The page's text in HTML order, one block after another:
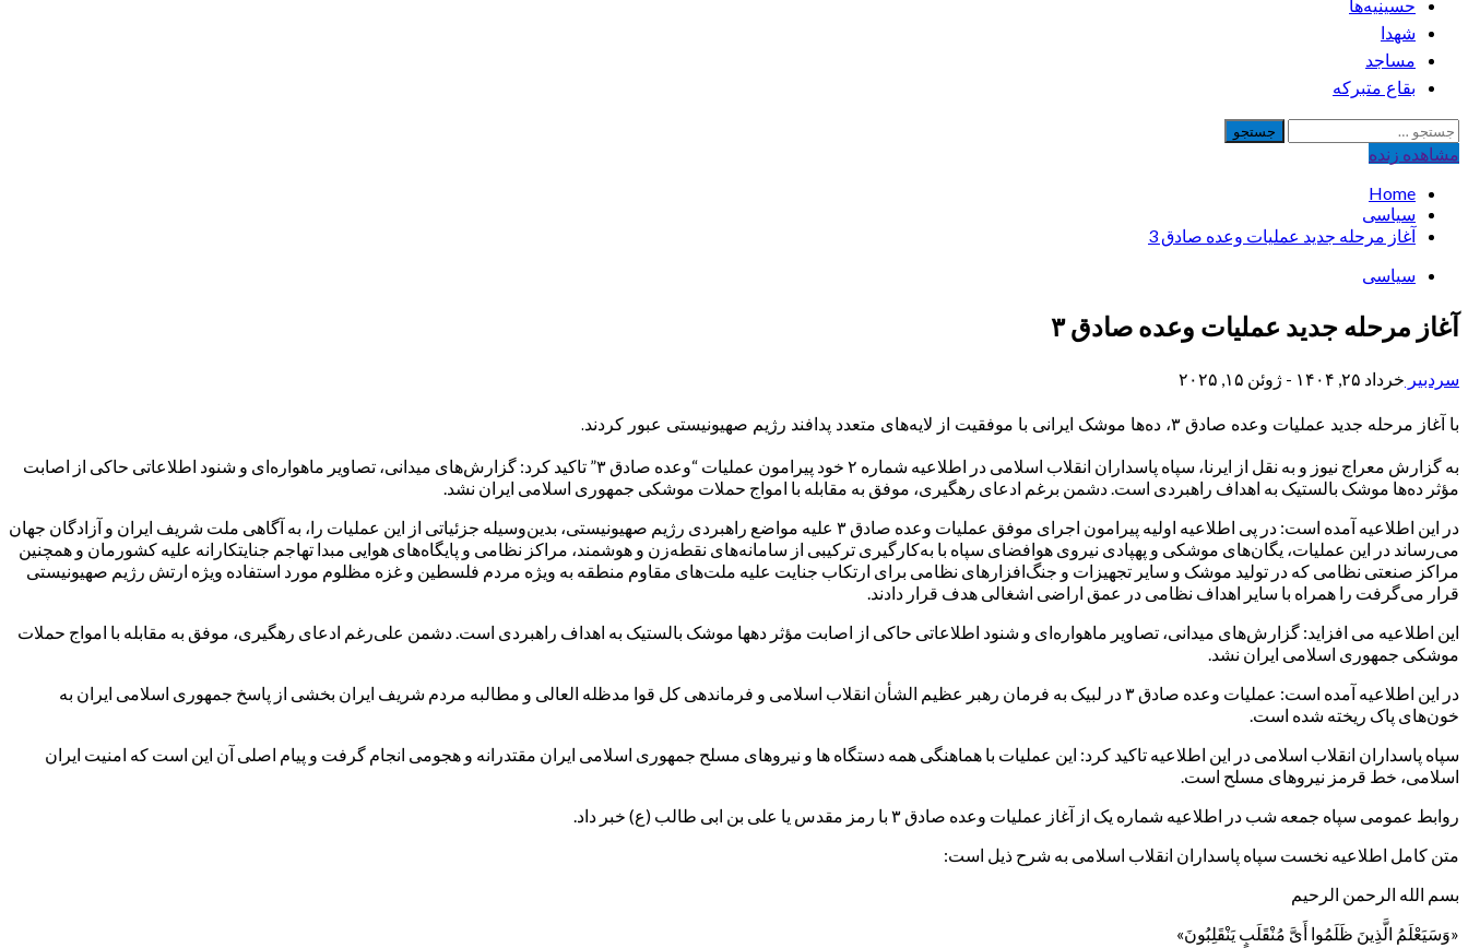
حسینیه‌ها
شهدا
مساجد
بقاع متبرکه
جستجو
برای:
مشاهده‌ زنده
Home
سیاسی
آغاز مرحله جدید عملیات وعده صادق 3
سیاسی
آغاز مرحله جدید عملیات وعده صادق ۳
سردبیر خرداد ۲۵, ۱۴۰۴ - ژوئن ۱۵, ۲۰۲۵
با آغاز مرحله جدید عملیات وعده صادق ۳، ده‌ها موشک ایرانی با موفقیت از لایه‌های متعدد پدافند رژیم صهیونیستی عبور کردند.
به گزارش معراج نیوز و به نقل از ایرنا، سپاه پاسداران انقلاب اسلامی در اطلاعیه شماره ۲ خود پیرامون عملیات “وعده صادق ۳” تاکید کرد: گزارش‌های میدانی، تصاویر ماهواره‌ای و شنود اطلاعاتی حاکی از اصابت
مؤثر ده‌ها موشک بالستیک به اهداف راهبردی است. دشمن برغم ادعای رهگیری، موفق به مقابله با امواج حملات موشکی جمهوری اسلامی ایران نشد.
در این اطلاعیه آمده است: در پی اطلاعیه اولیه پیرامون اجرای موفق عملیات وعده صادق ۳ علیه مواضع راهبردی رژیم صهیونیستی، بدین‌وسیله جزئیاتی از این عملیات را، به آگاهی ملت شریف ایران و آزادگان جهان
می‌رساند در این عملیات، یگان‌های موشکی و پهپادی نیروی هوافضای سپاه با به‌کارگیری ترکیبی از سامانه‌های نقطه‌زن و هوشمند، مراکز نظامی و پایگاه‌های هوایی مبدا تهاجم جنایتکارانه علیه کشورمان و همچنین
مراکز صنعتی نظامی که در تولید موشک و سایر تجهیزات و جنگ‌افزارهای نظامی برای ارتکاب جنایت علیه ملت‌های مقاوم منطقه به ویژه مردم فلسطین و غزه مظلوم مورد استفاده ویژه ارتش رژیم صهیونیستی
قرار می‌گرفت را همراه با سایر اهداف نظامی در عمق اراضی اشغالی هدف قرار دادند.
این اطلاعیه می افزاید: گزارش‌های میدانی، تصاویر ماهواره‌ای و شنود اطلاعاتی حاکی از اصابت مؤثر دهها موشک بالستیک به اهداف راهبردی است. دشمن علی‌رغم ادعای رهگیری، موفق به مقابله با امواج حملات
موشکی جمهوری اسلامی ایران نشد.
در این اطلاعیه آمده است: عملیات وعده صادق ۳ در لبیک به فرمان رهبر عظیم الشأن انقلاب اسلامی و فرماندهی کل قوا مدظله العالی و مطالبه مردم شریف ایران بخشی از پاسخ جمهوری اسلامی ایران به
خون‌های پاک ریخته‌ شده است.
سپاه پاسداران انقلاب اسلامی در این اطلاعیه تاکید کرد: این عملیات با هماهنگی همه دستگاه ها و نیروهای مسلح جمهوری اسلامی ایران مقتدرانه و هجومی انجام گرفت و پیام اصلی آن این است که امنیت ایران
اسلامی، خط قرمز نیروهای مسلح است.
روابط عمومی سپاه جمعه شب در اطلاعیه شماره یک از آغاز عملیات وعده صادق ۳ با رمز مقدس یا علی بن ابی طالب (ع) خبر داد.
متن کامل اطلاعیه نخست سپاه پاسداران انقلاب اسلامی به شرح ذیل است:
بسم الله الرحمن الرحیم
«وَسَیَعْلَمُ الَّذِینَ ظَلَمُوا أَیَّ مُنْقَلَبٍ یَنْقَلِبُونَ»